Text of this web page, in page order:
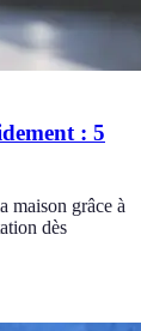
: 5
maison grâce à
dès